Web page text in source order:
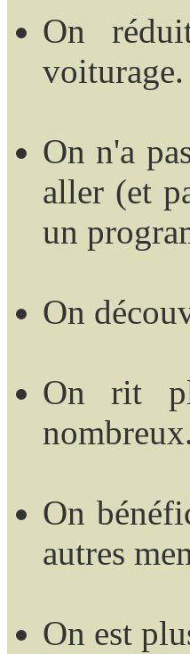
On
voiturage.
On n'a
aller (et
un
On
On rit
nombreux.
On
autres
On est